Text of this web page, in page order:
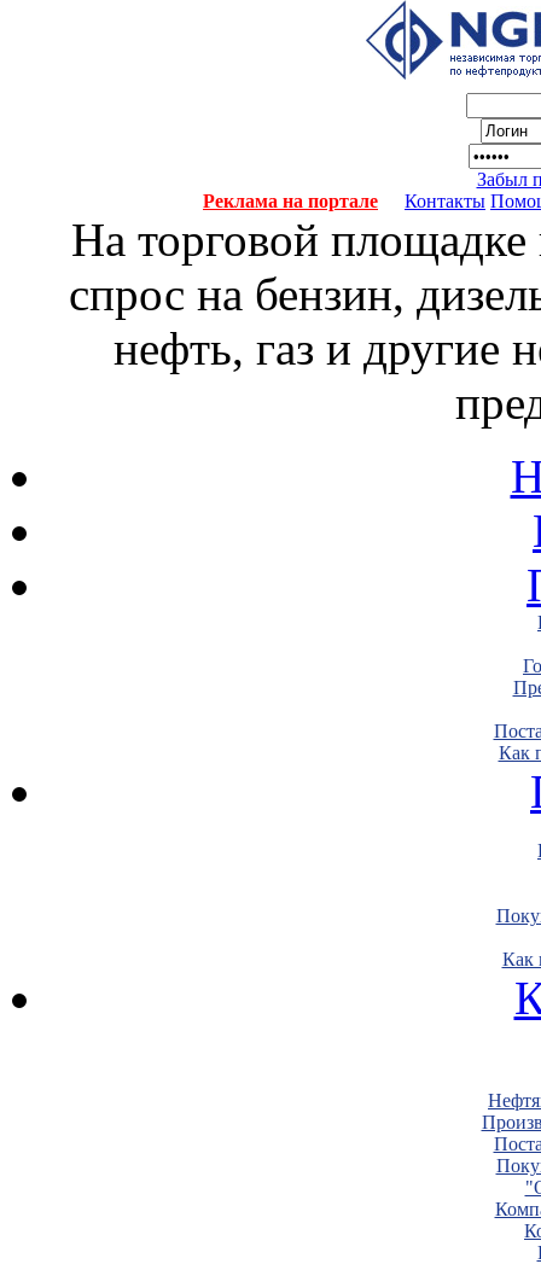
Забыл
Реклама на портале
Контакты
На торговой
спрос на бензин,
нефть, газ и другие
Как
Как